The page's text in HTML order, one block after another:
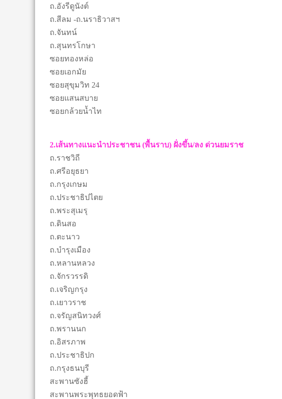
ถ.อังรีดูนังต์
ถ.สีลม -ถ.นราธิวาสฯ
ถ.จันทน์
ถ.สุนทรโกษา
ซอยทองหล่อ
ซอยเอกมัย
ซอยสุขุมวิท 24
ซอยแสนสบาย
ซอยกล้วยน้ำไท
2.เส้นทางแนะนำประชาชน (พื้นราบ) ฝั่งขึ้น/ลง ด่วนยมราช
ถ.ราชวิถี
ถ.ศรีอยุธยา
ถ.กรุงเกษม
ถ.ประชาธิปไตย
ถ.พระสุเมรุ
ถ.ดินสอ
ถ.ตะนาว
ถ.บำรุงเมือง
ถ.หลานหลวง
ถ.จักรวรรดิ
ถ.เจริญกรุง
ถ.เยาวราช
ถ.จรัญสนิทวงศ์
ถ.พรานนก
ถ.อิสรภาพ
ถ.ประชาธิปก
ถ.กรุงธนบุรี
สะพานซังฮี้
สะพานพระพุทธยอดฟ้า